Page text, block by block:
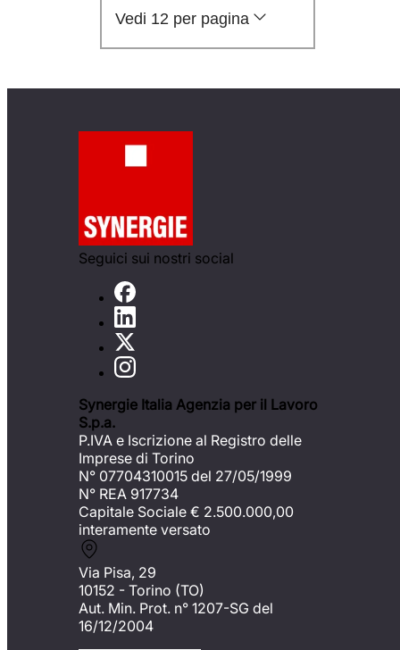
Vedi 12 per pagina
Seguici sui nostri social
Synergie Italia Agenzia per il Lavoro
S.p.a.
P.IVA e Iscrizione al Registro delle
Imprese di Torino
N° 07704310015 del 27/05/1999
N° REA 917734
Capitale Sociale € 2.500.000,00
interamente versato
Via Pisa, 29
10152 - Torino (TO)
Aut. Min. Prot. n° 1207-SG del
16/12/2004